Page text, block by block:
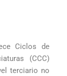
Ciclos de
(CCC)
terciario no